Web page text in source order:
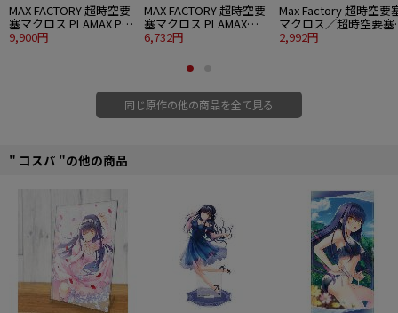
MAX FACTORY 超時空要
塞マクロス PLAMAX PX-
20 VF-1J スーパーファイ
9,900円
MAX FACTORY 超時空要
塞マクロス PLAMAX
PX19 1/72 VF-1S スーパ
ロイ・フォッカースペシ
6,732円
Max Factory 超時空要
マクロス／超時空要塞
クロス 愛・おぼえてい
パッケージ
2,992円
同じ原作の他の商品を全て見る
" コスパ "の他の商品